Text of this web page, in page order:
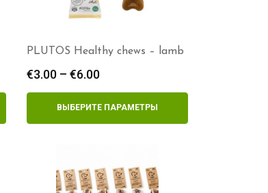
PLUTOS Healthy chews – lamb
€3.00 – €6.00Диапазон
цен:
€3.00
–
ВЫБЕРИТЕ ПАРАМЕТРЫ